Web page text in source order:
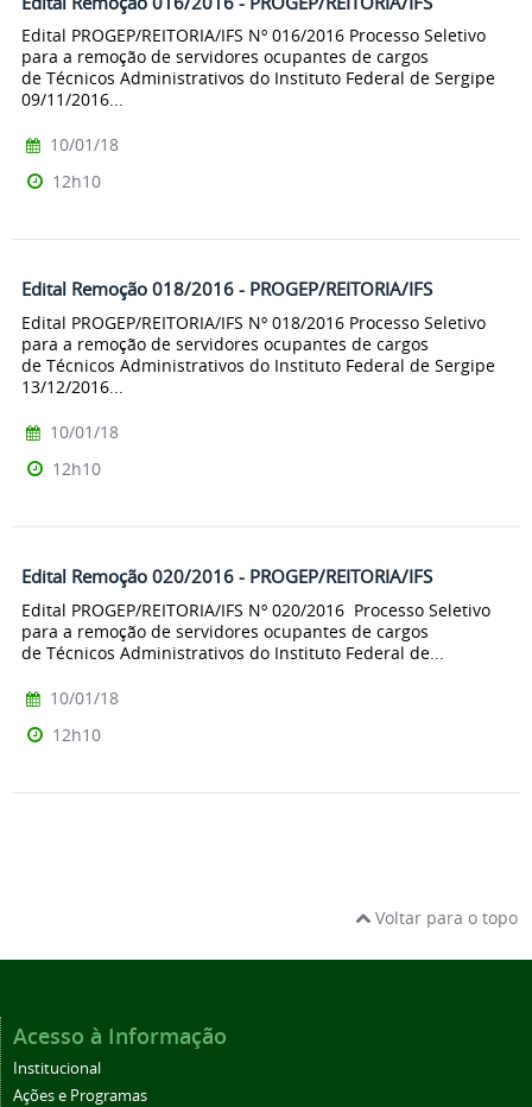
Edital PROGEP/REITORIA/IFS Nº 016/2016 Processo Seletivo
para a remoção de servidores ocupantes de cargos
de Técnicos Administrativos do Instituto Federal de Sergipe
09/11/2016...
10/01/18
12h10
Edital Remoção 018/2016 - PROGEP/REITORIA/IFS
Edital PROGEP/REITORIA/IFS Nº 018/2016 Processo Seletivo
para a remoção de servidores ocupantes de cargos
de Técnicos Administrativos do Instituto Federal de Sergipe
13/12/2016...
10/01/18
12h10
Edital Remoção 020/2016 - PROGEP/REITORIA/IFS
Edital PROGEP/REITORIA/IFS Nº 020/2016 Processo Seletivo
para a remoção de servidores ocupantes de cargos
de Técnicos Administrativos do Instituto Federal de...
10/01/18
12h10
Voltar para o topo
Acesso à Informação
Institucional
Ações e Programas